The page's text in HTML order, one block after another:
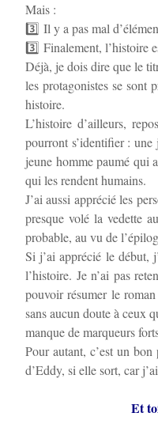
Mais :
3️⃣ Il y a pas mal
3️⃣ Finalement, l’histoire
Déjà, je dois dire que le
les protagonistes se sont
histoire.
L’histoire d’ailleurs,
pourront s’identifier : une
jeune homme paumé qui
qui les rendent humains.
J’ai aussi apprécié les
presque volé la vedette
probable, au vu de
Si j’ai apprécié le début,
l’histoire. Je n’ai pas
pouvoir résumer le
sans aucun doute à ceux
manque de marqueurs
Pour autant, c’est un
d’Eddy, si elle sort, car
Et